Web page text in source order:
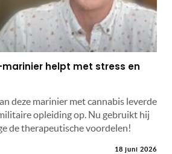
marinier helpt met stress en
deze marinier met cannabis leverde
opleiding op. Nu gebruikt hij
de therapeutische voordelen!
18 juni 2026